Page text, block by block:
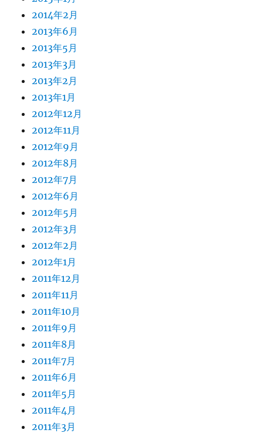
2014年2月
2013年6月
2013年5月
2013年3月
2013年2月
2013年1月
2012年12月
2012年11月
2012年9月
2012年8月
2012年7月
2012年6月
2012年5月
2012年3月
2012年2月
2012年1月
2011年12月
2011年11月
2011年10月
2011年9月
2011年8月
2011年7月
2011年6月
2011年5月
2011年4月
2011年3月